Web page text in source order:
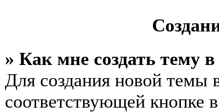
» Как мне создать тему
Для создания новой темы
соответствующей кнопке